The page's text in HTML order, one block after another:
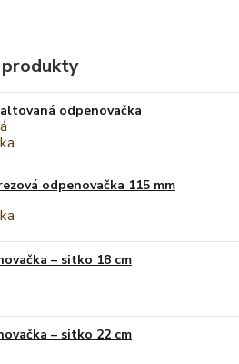
odpenovačka
odpenovačka 115 mm
– sitko 18 cm
– sitko 22 cm